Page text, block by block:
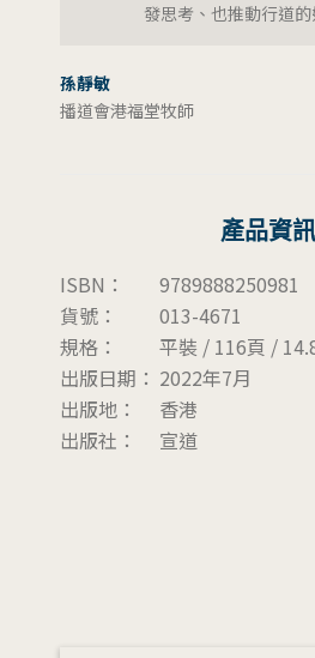
發思考、也推動行道的
孫靜敏
播道會港福堂牧師
產品資訊
ISBN：
9789888250981
貨號：
013-4671
規格：
平裝 / 116頁 /
出版日期： 2022年7月
出版地：
香港
出版社：
宣道